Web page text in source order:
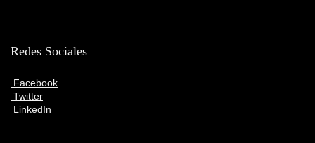
Redes Sociales
Facebook
Twitter
LinkedIn